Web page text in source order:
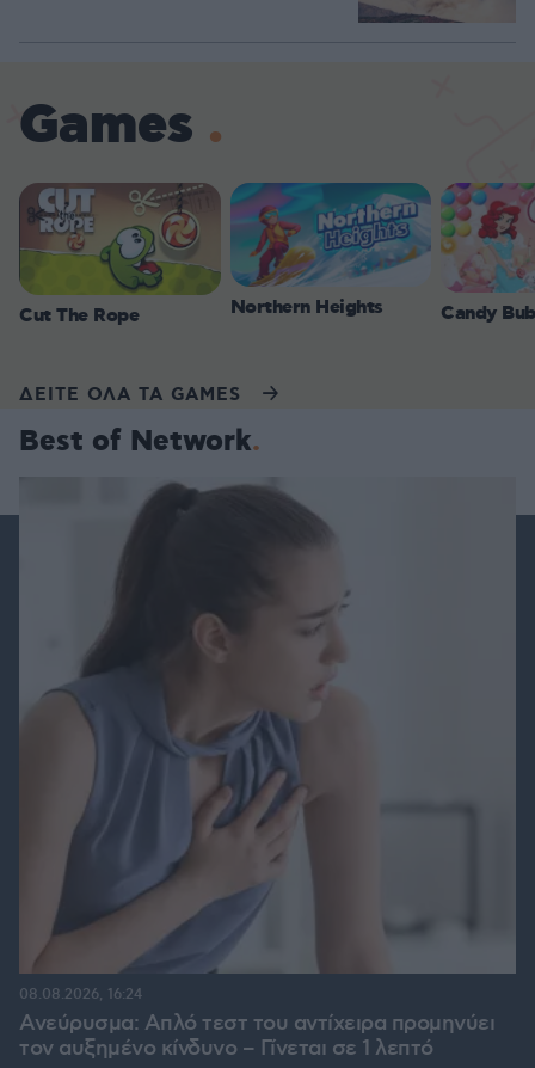
Games
Cut The Rope Northern Heights Candy
ΔΕΙΤΕ ΟΛΑ ΤΑ GAMES
Best of Network
Ανεύρυσμα: Απλό τεστ του αντίχειρα προμηνύει
τον αυξημένο κίνδυνο – Γίνεται σε 1 λεπτό
08.08.2026, 16:24